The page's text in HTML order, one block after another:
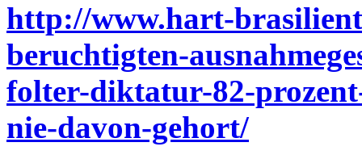
http://www.hart-
beruchtigten-
folter-diktatur-82-
nie-davon-gehort/